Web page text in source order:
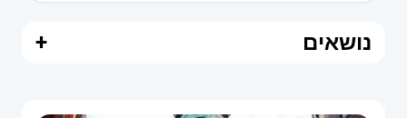
נושאים +